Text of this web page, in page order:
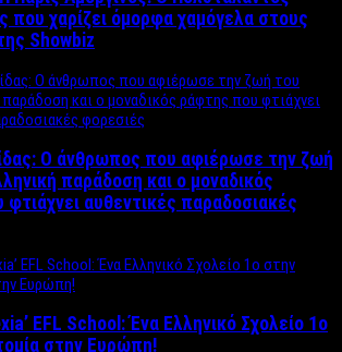
που χαρίζει όμορφα χαμόγελα στους
Showbiz
O άνθρωπος που αφιέρωσε την ζωή
παράδοση και ο μοναδικός
αυθεντικές παραδοσιακές
EFL School: Ένα Ελληνικό Σχολείo 1ο
στην Ευρώπη!